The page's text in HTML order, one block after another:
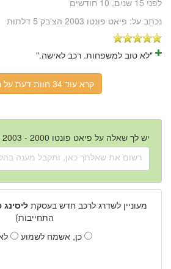
נכתב על: פיאט פונטו 2003 הצ'בק 5 דלתות
"לא טוב למשפחות. רכב לאישה."
קרא עוד 34 חוות דעת על רכב זה.
יש לך שאלה על פיאט פונטו 2000 - 2003 יד שנייה?
מעוניין לשדרג לרכב חדש בעסקת ליסינג
התחייבות)
כן, אשמח לשמוע